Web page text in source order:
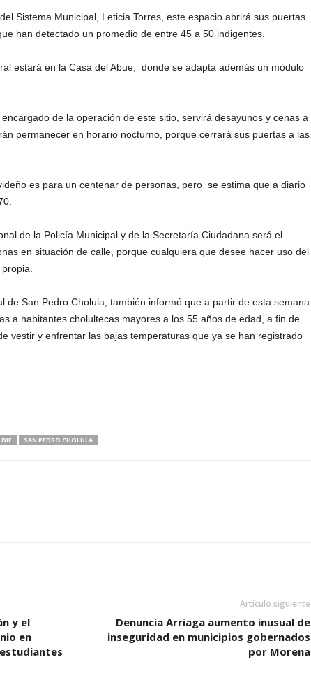
Sistema Municipal, Leticia Torres, este espacio abrirá sus puertas
han detectado un promedio de entre 45 a 50 indigentes.
estará en la Casa del Abue, donde se adapta además un módulo
de la operación de este sitio, servirá desayunos y cenas a
permanecer en horario nocturno, porque cerrará sus puertas a las
es para un centenar de personas, pero se estima que a diario
de la Policía Municipal y de la Secretaría Ciudadana será el
en situación de calle, porque cualquiera que desee hacer uso del
de San Pedro Cholula, también informó que a partir de esta semana
a habitantes cholultecas mayores a los 55 años de edad, a fin de
vestir y enfrentar las bajas temperaturas que ya se han registrado
DIF SAN PEDRO CHOLULA
y el
en
Artículo siguiente
Denuncia Arriaga aumento inusual de
inseguridad en municipios gobernados
por Morena